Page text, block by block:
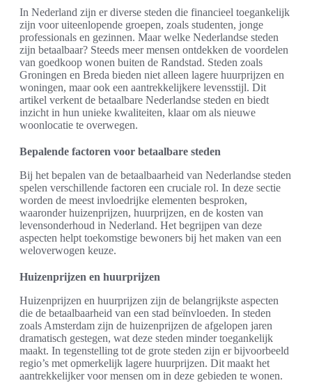
In Nederland zijn er diverse steden die financieel toegankelijk
zijn voor uiteenlopende groepen, zoals studenten, jonge
professionals en gezinnen. Maar welke Nederlandse steden
zijn betaalbaar? Steeds meer mensen ontdekken de voordelen
van goedkoop wonen buiten de Randstad. Steden zoals
Groningen en Breda bieden niet alleen lagere huurprijzen en
woningen, maar ook een aantrekkelijkere levensstijl. Dit
artikel verkent de betaalbare Nederlandse steden en biedt
inzicht in hun unieke kwaliteiten, klaar om als nieuwe
woonlocatie te overwegen.
Bepalende factoren voor betaalbare steden
Bij het bepalen van de betaalbaarheid van Nederlandse steden
spelen verschillende factoren een cruciale rol. In deze sectie
worden de meest invloedrijke elementen besproken,
waaronder huizenprijzen, huurprijzen, en de kosten van
levensonderhoud in Nederland. Het begrijpen van deze
aspecten helpt toekomstige bewoners bij het maken van een
weloverwogen keuze.
Huizenprijzen en huurprijzen
Huizenprijzen en huurprijzen zijn de belangrijkste aspecten
die de betaalbaarheid van een stad beïnvloeden. In steden
zoals Amsterdam zijn de huizenprijzen de afgelopen jaren
dramatisch gestegen, wat deze steden minder toegankelijk
maakt. In tegenstelling tot de grote steden zijn er bijvoorbeeld
regio’s met opmerkelijk lagere huurprijzen. Dit maakt het
aantrekkelijker voor mensen om in deze gebieden te wonen.